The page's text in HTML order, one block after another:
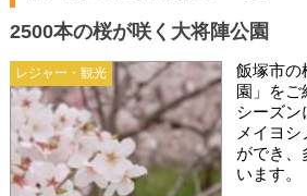
レジャー・観光
2500本の桜が咲く大将陣公園
飯塚市の
園」をご
シーズン
メイヨ
ができ、
います。